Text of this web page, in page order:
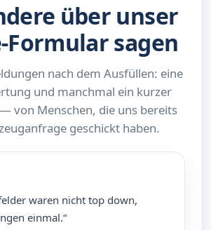
über unser
Formular sagen
nach dem Ausfüllen: eine
und manchmal ein kurzer
von Menschen, die uns bereits
geschickt haben.
waren nicht top down,
einmal.“